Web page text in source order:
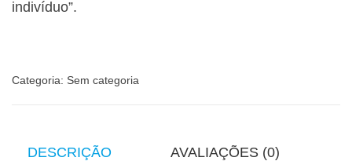
indivíduo”.
Categoria: Sem categoria
DESCRIÇÃO AVALIAÇÕES (0)